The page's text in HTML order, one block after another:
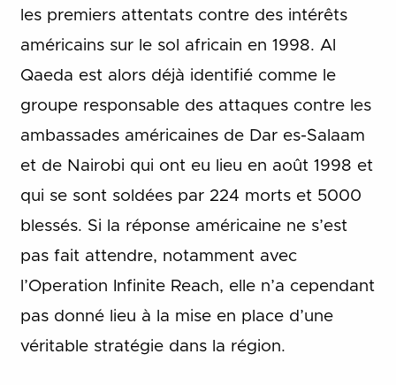
les premiers attentats contre des intérêts
américains sur le sol africain en 1998. Al
Qaeda est alors déjà identifié comme le
groupe responsable des attaques contre les
ambassades américaines de Dar es-Salaam
et de Nairobi qui ont eu lieu en août 1998 et
qui se sont soldées par 224 morts et 5000
blessés. Si la réponse américaine ne s’est
pas fait attendre, notamment avec
l’Operation Infinite Reach, elle n’a cependant
pas donné lieu à la mise en place d’une
véritable stratégie dans la région.